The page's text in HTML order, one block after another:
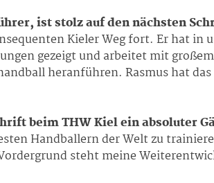
ist stolz auf den nächsten
Kieler Weg fort. Er hat in
gezeigt und arbeitet mit
heranführen. Rasmus hat
beim THW Kiel ein absoluter
Handballern der Welt zu
steht meine